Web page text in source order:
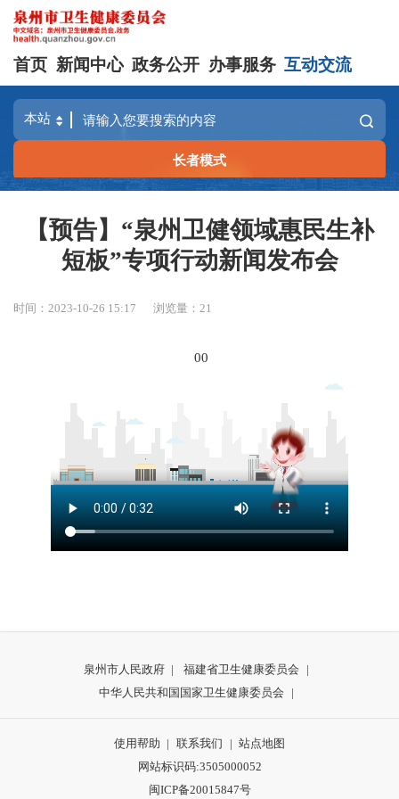
首页 新闻中心 政务公开 办事服务 互动交流
长者模式
【预告】“泉州卫健领域惠民生补
短板”专项行动新闻发布会
时间：2023-10-26 15:17 浏览量：21
00
泉州市人民政府 | 福建省卫生健康委员会
|
中华人民共和国国家卫生健康委员会
|
使用帮助 | 联系我们 | 站点地图
网站标识码:3505000052
闽ICP备20015847号